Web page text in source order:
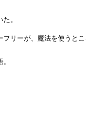
。
リーが、魔法を使うと